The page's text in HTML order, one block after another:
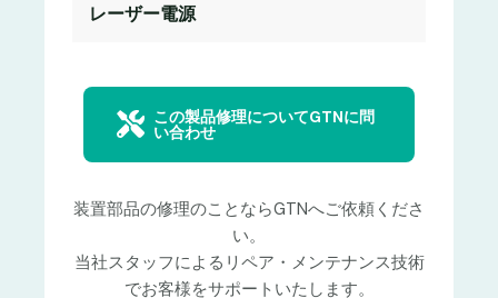
レーザー電源
この製品修理についてGTNに問
い合わせ
装置部品の修理のことならGTNへご依頼くださ
い。
当社スタッフによるリペア・メンテナンス技術
でお客様をサポートいたします。